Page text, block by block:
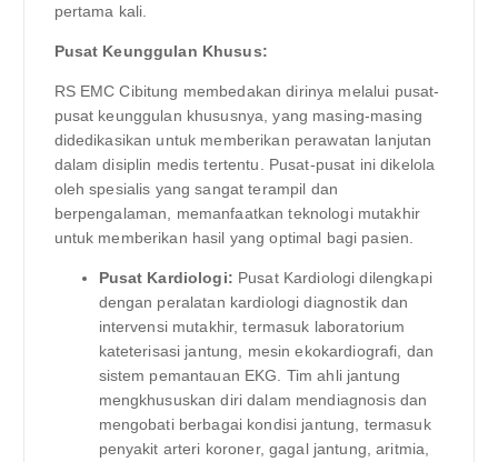
pertama kali.
Pusat Keunggulan Khusus:
RS EMC Cibitung membedakan dirinya melalui pusat-
pusat keunggulan khususnya, yang masing-masing
didedikasikan untuk memberikan perawatan lanjutan
dalam disiplin medis tertentu. Pusat-pusat ini dikelola
oleh spesialis yang sangat terampil dan
berpengalaman, memanfaatkan teknologi mutakhir
untuk memberikan hasil yang optimal bagi pasien.
Pusat Kardiologi: Pusat Kardiologi dilengkapi
dengan peralatan kardiologi diagnostik dan
intervensi mutakhir, termasuk laboratorium
kateterisasi jantung, mesin ekokardiografi, dan
sistem pemantauan EKG. Tim ahli jantung
mengkhususkan diri dalam mendiagnosis dan
mengobati berbagai kondisi jantung, termasuk
penyakit arteri koroner, gagal jantung, aritmia,